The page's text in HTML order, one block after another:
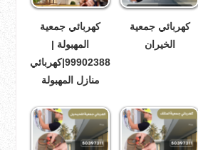
كهربائي جمعية
الخيران
كهربائي جمعية
المهبولة |
99902388|كهربائي
منازل المهبولة